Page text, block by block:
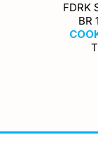
FDRK
BR
Privacy Policy